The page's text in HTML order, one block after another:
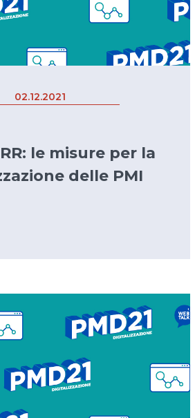
02.12.2021
le misure per la
delle PMI